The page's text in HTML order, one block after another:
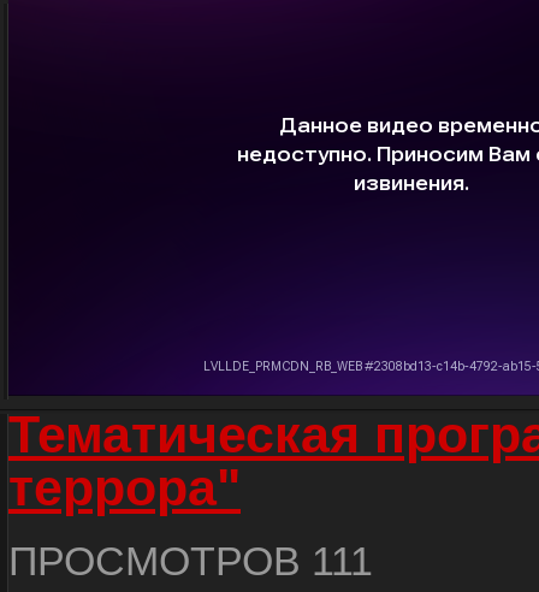
Тематическая
террора"
ПРОСМОТРОВ 111